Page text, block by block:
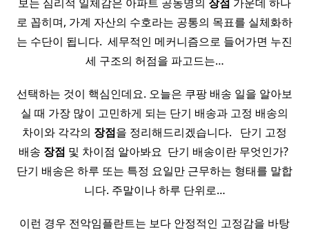
로 꼽히며, 가계 자산의 수호라는 공통의 목표를 실체화하
는 수단이 됩니다. ​ 세무적인 메커니즘으로 들어가면 누진
세 구조의 허점을 파고드는…
선택하는 것이 핵심인데요. 오늘은 쿠팡 배송 일을 알아보
실 때 가장 많이 고민하게 되는 단기 배송과 고정 배송의
차이와 각각의 장점을 정리해드리겠습니다. ​ ​ 단기 고정
배송 장점 및 차이점 알아봐요 ​ 단기 배송이란 무엇인가? ​
단기 배송은 하루 또는 특정 요일만 근무하는 형태를 말합
니다. 주말이나 하루 단위로…
이런 경우 전악임플란트는 보다 안정적인 고정감을 바탕